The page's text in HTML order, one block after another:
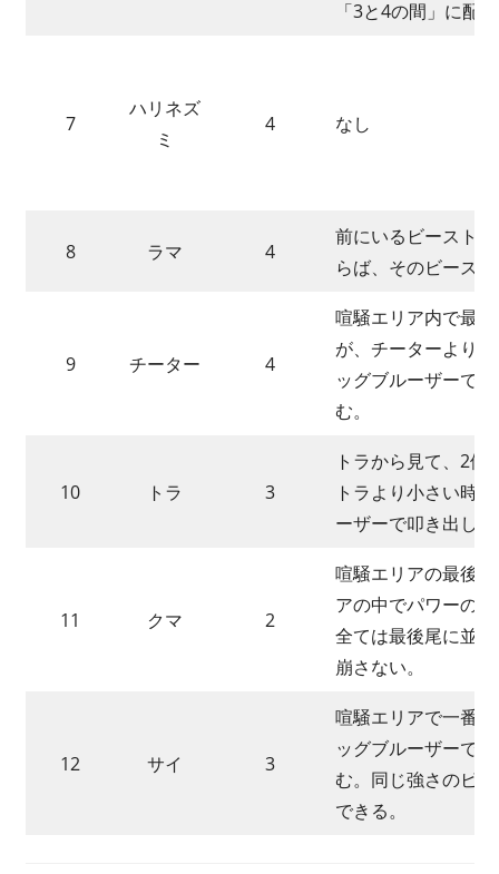
「3と4の間」に配
7
ハリネズ
ミ
4 なし
8 ラマ 4
前にいるビースト
らば、そのビース
9 チーター 4
喧騒エリア内で最
が、チーターより
ッグブルーザーで
む。
10 トラ 3
トラから見て、2
トラより小さい時
ーザーで叩き出し
11 クマ 2
喧騒エリアの最後
アの中でパワーの
全ては最後尾に並
崩さない。
12 サイ 3
喧騒エリアで一番
ッグブルーザーで
む。同じ強さのビ
できる。